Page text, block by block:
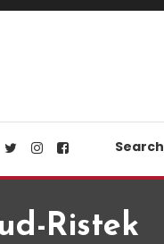
Search
Ristek